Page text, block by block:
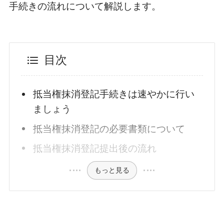
手続きの流れについて解説します。
目次
抵当権抹消登記手続きは速やかに行い
ましょう
抵当権抹消登記の必要書類について
抵当権抹消登記提出後の流れ
もっと見る